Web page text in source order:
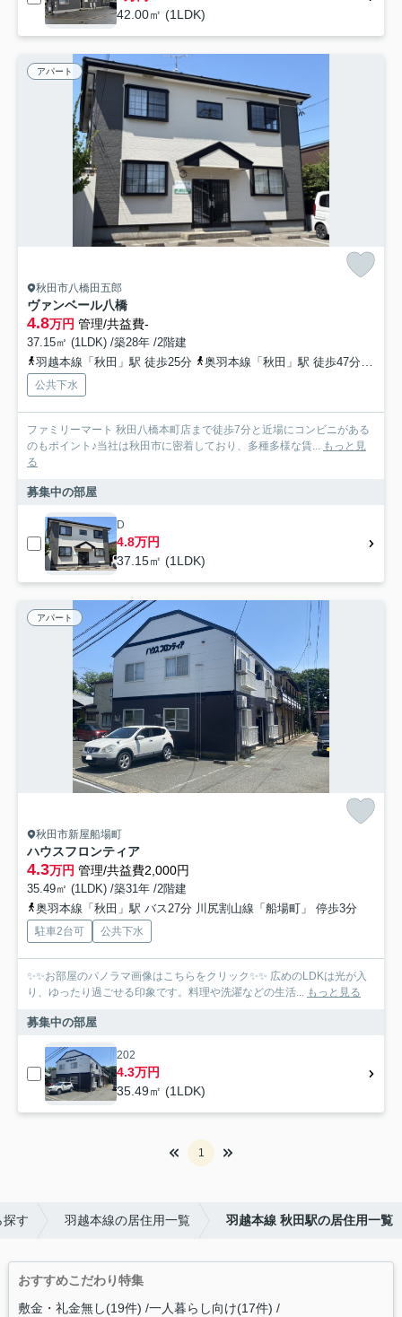
42.00㎡ (1LDK)
アパート
秋田市八橋田五郎
ヴァンベール八橋
4.8万円 管理/共益費-
37.15㎡ (1LDK) /築28年 /2階建
羽越本線「秋田」駅 徒歩25分
奥羽本線「秋田」駅 徒歩47分
公共下水
ファミリーマート 秋田八橋本町店まで徒歩7分と近場にコンビニがある
のもポイント♪当社は秋田市に密着しており、多種多様な賃... もっと見
る
募集中の部屋
D
4.8万円
37.15㎡ (1LDK)
アパート
秋田市新屋船場町
ハウスフロンティア
4.3万円 管理/共益費2,000円
35.49㎡ (1LDK) /築31年 /2階建
奥羽本線「秋田」駅 バス27分 川尻割山線「船場町」 停歩3分
駐車2台可 公共下水
✨✨お部屋のパノラマ画像はこちらをクリック✨✨ 広めのLDKは光が入
り、ゆったり過ごせる印象です。料理や洗濯などの生活... もっと見る
募集中の部屋
202
4.3万円
35.49㎡ (1LDK)
1
探す 羽越本線の居住用一覧 羽越本線 秋田駅の居住用一覧
おすすめこだわり特集
敷金・礼金無し(19件) 一人暮らし向け(17件)